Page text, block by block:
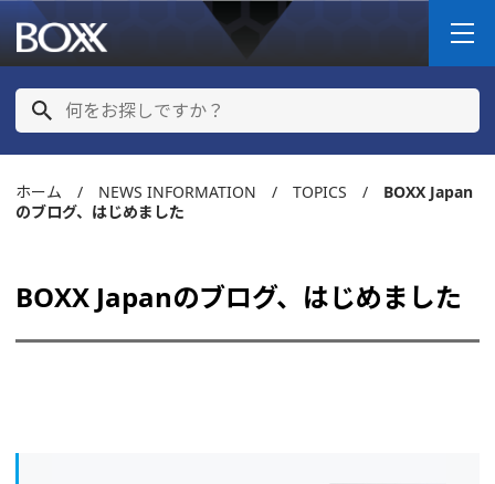
ホーム / NEWS INFORMATION / TOPICS / BOXX Japan
のブログ、はじめました
BOXX Japanのブログ、はじめました